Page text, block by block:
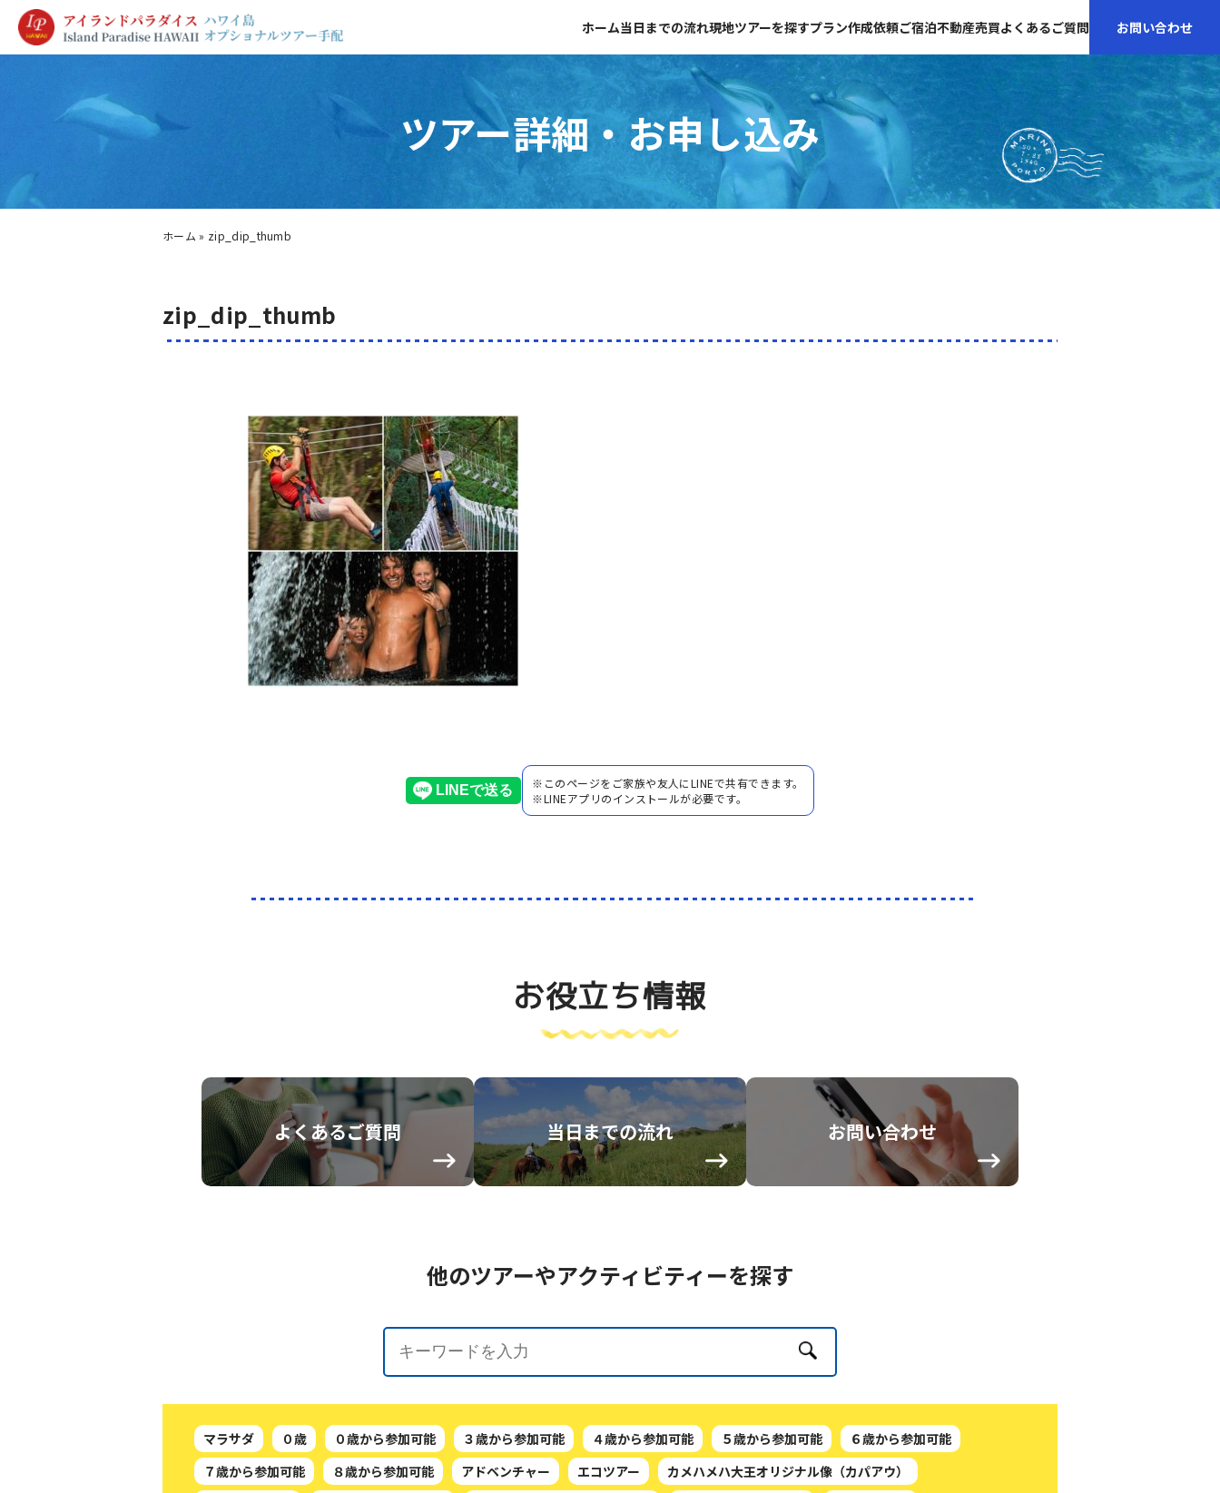
ホーム当日までの流れ現地ツアーを探すプラン作成依頼ご宿泊不動産売買よくあるご質問 お問い合わせ
ツアー詳細・お申し込み
ホーム » zip_dip_thumb
zip_dip_thumb
※このページをご家族や友人にLINEで共有できます。
※LINEアプリのインストールが必要です。
お役立ち情報
よくあるご質問 当日までの流れ お問い合わせ
他のツアーやアクティビティーを探す
マラサダ ０歳 ０歳から参加可能 ３歳から参加可能 ４歳から参加可能 ５歳から参加可能
６歳から参加可能
７歳から参加可能
８歳から参加可能 アドベンチャー エコツアー
カメハメハ大王オリジナル像（カパアウ）